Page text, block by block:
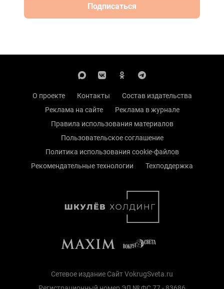
Подписаться
О проекте Контакты
Состав издательства
Реклама на сайте
Реклама в журнале
Правила использования материалов
Пользовательское соглашение
Политика использования cookie-файлов
Рекомендательные технологии
Техподдержка
Сетевое издание Сайт VokrugSveta.ru